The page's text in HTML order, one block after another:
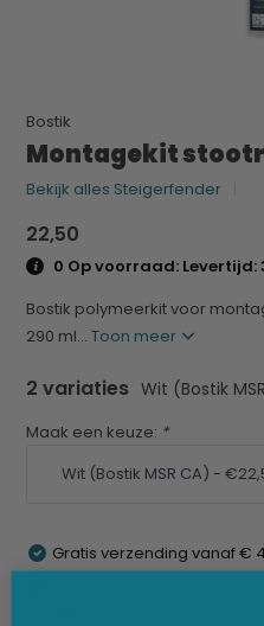
Bostik
Montagekit
Bekijk alles Steigerfender
22,50
0 Op voorraad:
Bostik polymeerkit voor
290 ml...Toon meer
2 variaties Wit (Bostik
Maak een keuze: *
Gratis verzending vanaf €
Verzendkosten onder de